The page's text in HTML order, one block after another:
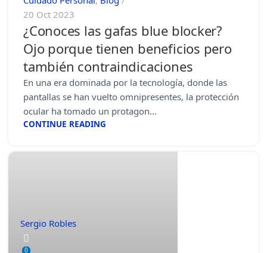
20 Oct 2023
¿Conoces las gafas blue blocker?
Ojo porque tienen beneficios pero
también contraindicaciones
En una era dominada por la tecnología, donde las
pantallas se han vuelto omnipresentes, la protección
ocular ha tomado un protagon...
CONTINUE READING
Sergio Robles
0